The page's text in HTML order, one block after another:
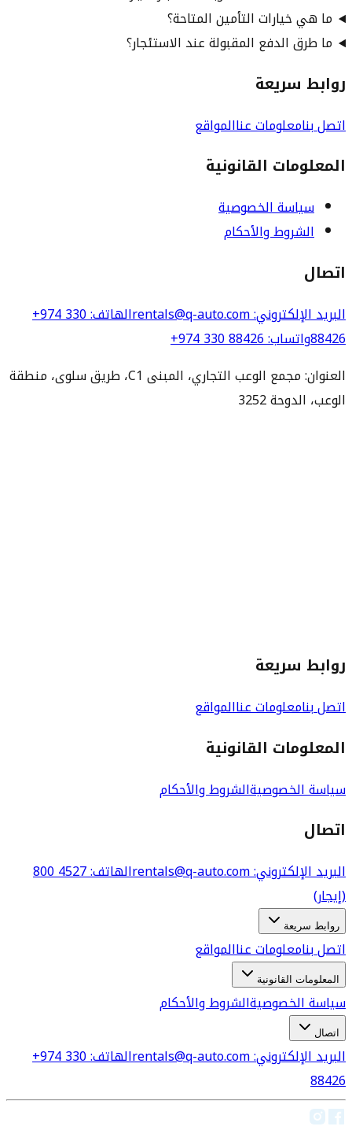
ما هي خيارات التأمين المتاحة؟
ما طرق الدفع المقبولة عند الاستئجار؟
روابط سريعة
اتصل بنامعلومات عناالمواقع
المعلومات القانونية
سياسة الخصوصية
الشروط والأحكام
اتصال
البريد الإلكتروني: rentals@q-auto.com الهاتف:
+974 330
88426واتساب:
+974 330 88426
العنوان: مجمع الوعب التجاري، المبنى C1، طريق سلوى، منطقة
الوعب، الدوحة 3252
روابط سريعة
اتصل بنامعلومات عناالمواقع
المعلومات القانونية
سياسة الخصوصيةالشروط والأحكام
اتصال
البريد الإلكتروني: rentals@q-auto.com الهاتف:
800 4527
(إيجار)
روابط سريعة
اتصل بنامعلومات عناالمواقع
المعلومات القانونية
سياسة الخصوصيةالشروط والأحكام
اتصال
البريد الإلكتروني: rentals@q-auto.com الهاتف:
+974 330
88426